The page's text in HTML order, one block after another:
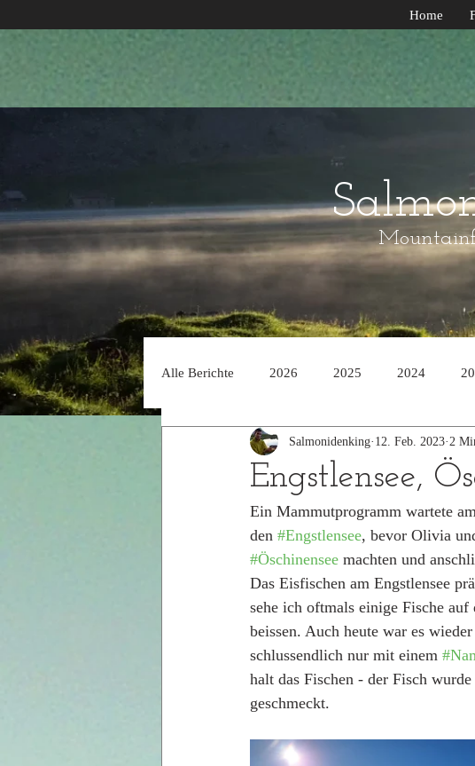
Home
Alle Berichte 2026 2025 2024
2014
Engstlensee,
Salmonidenking 12. Feb. 2023 2
Ein Mammutprogramm wartete
den #Engstlensee, bevor Olivia
#Öschinensee machten und
Das Eisfischen am Engstlensee
sehe ich oftmals einige Fische
beissen. Auch heute war es
schlussendlich nur mit einem
halt das Fischen - der Fisch
geschmeckt.